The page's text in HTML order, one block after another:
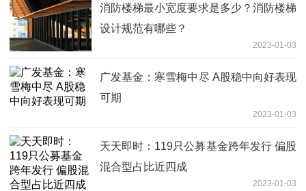
消防楼梯最小宽度要求是多少？消防楼梯
设计规范有哪些？
2023-01-03
广发基金：寒雪梅中尽 A股稳中向好表现
可期
2023-01-03
天天即时：119只公募基金跨年发行 偏股
混合型占比近四成
2023-01-03